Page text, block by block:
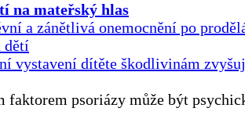
na mateřský hlas
a zánětlivá onemocnění po
dětí
vystavení dítěte škodlivinám
faktorem psoriázy může být